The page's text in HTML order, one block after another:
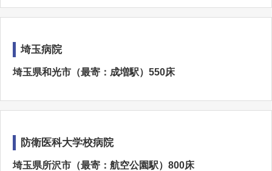
埼玉病院
埼玉県和光市（最寄：成増駅）550床
防衛医科大学校病院
埼玉県所沢市（最寄：航空公園駅）800床